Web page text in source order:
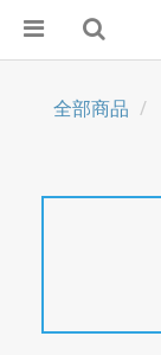
全部商品